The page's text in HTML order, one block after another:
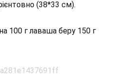
(38*33 см).
100 г лаваша беру 150 г